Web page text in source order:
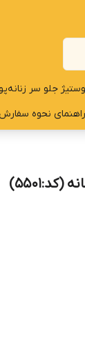
جلو سر زنانه
راهنمای نحوه